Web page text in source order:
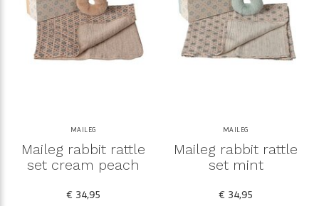
MAILEG
Maileg rabbit rattle
set cream peach
€ 34,95
MAILEG
Maileg rabbit rattle
set mint
€ 34,95